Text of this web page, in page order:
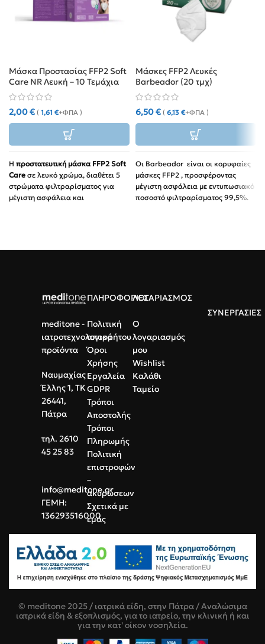
Μάσκα Προστασίας FFP2 Soft
Care NR Λευκή – 10 Τεμάχια
2,00€ ( 1,61 €+ΦΠΑ )
Η προστατευτική μάσκα FFP2 Soft
Care σε λευκό χρώμα, διαθέτει 5
στρώματα φιλτραρίσματος για
μέγιστη ασφάλεια και
149:2001+Α1:2009
σε μεμονωμένη, ατομική
συσκευασία.
Μάσκες FFP2 Λευκές
Barbeador (20 τμχ)
6,50€ ( 6,13 €+ΦΠΑ )
Οι Barbeador είναι οι κορυφαίες
μάσκες FFP2 , προσφέροντας
μέγιστη ασφάλεια με εντυπωσιακό
ποσοστό φιλτραρίσματος 99,5%.
meditone -
ιατροτεχνολογικά
προϊόντα
Ναυμαχίας
Έλλης 1, ΤΚ
26441,
Πάτρα
τηλ. 2610
45 25 83
info@meditone.gr
ΓΕΜΗ:
136293516000
ΠΛΗΡΟΦΟΡΙΕΣ
Πολιτική
απορρήτου
Όροι
Χρήσης
Εργαλεία
GDPR
Τρόποι
Αποστολής
Τρόποι
Πληρωμής
Πολιτική
επιστροφών
–
ακυρώσεων
Σχετικά με
εμάς
ΛΟΓΑΡΙΑΣΜΟΣ
Ο
λογαριασμός
μου
Wishlist
Καλάθι
Ταμείο
ΣΥΝΕΡΓΑΣΙΕΣ
© meditone 2025 / ιατρικά είδη, στην Πάτρα / Αναλώσιμα
ιατρικά είδη & εξοπλισμός, για το ιατρείο, την κλινική ή και
για την κατ' οίκον νοσηλεία.